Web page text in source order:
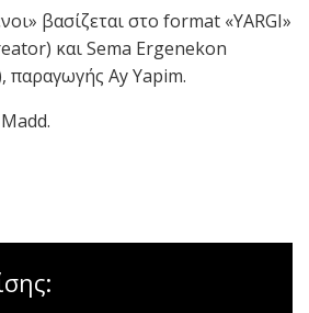
βασίζεται στο format «YARGI»
και Sema Ergenekon
Ay Yapim.